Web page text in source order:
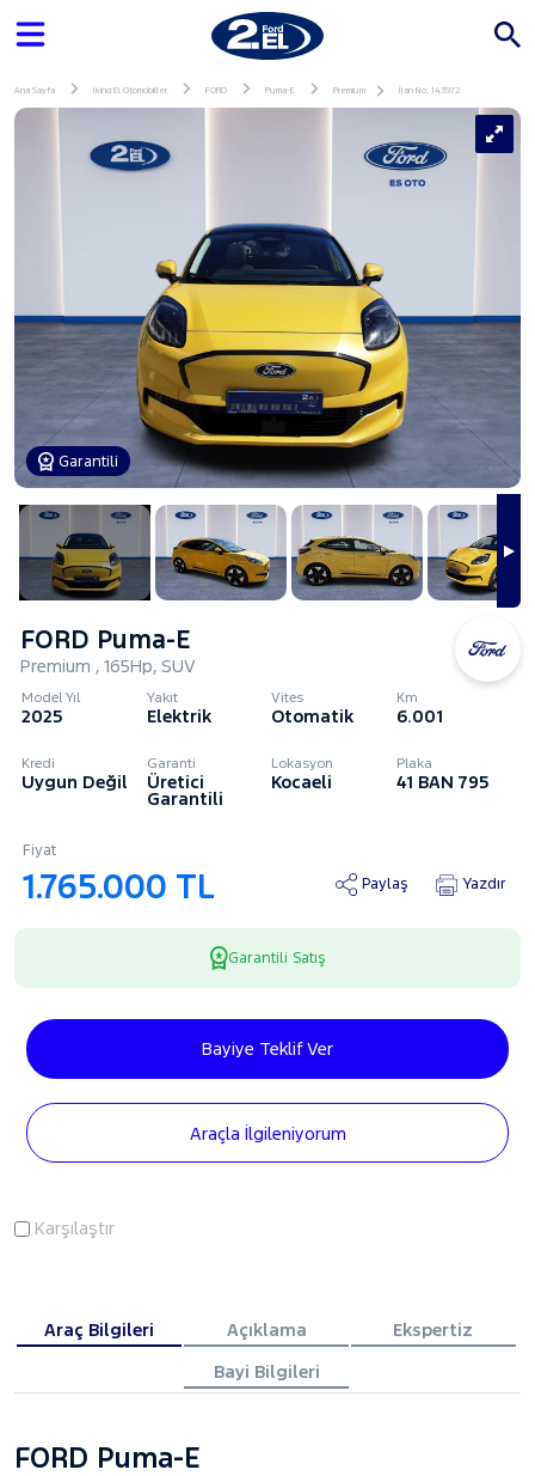
Ana Sayfa İkinci El Otomobiller FORD Puma-E Premium İlan No: 143972
Garantili
FORD Puma-E
Premium , 165Hp, SUV
Model Yıl
2025
Yakıt
Elektrik
Vites
Otomatik
Km
6.001
Kredi
Uygun Değil
Garanti
Üretici
Garantili
Lokasyon
Kocaeli
Plaka
41 BAN 795
Fiyat
1.765.000 TL Paylaş Yazdır
Garantili Satış
Bayiye Teklif Ver
Araçla İlgileniyorum
Karşılaştır
Araç Bilgileri Açıklama
Ekspertiz
Bayi Bilgileri
FORD Puma-E